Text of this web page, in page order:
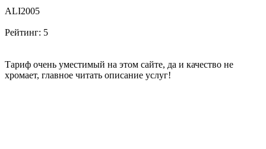
ALI2005
Рейтинг: 5
Тариф очень уместимый на этом сайте, да и качество не
хромает, главное читать описание услуг!